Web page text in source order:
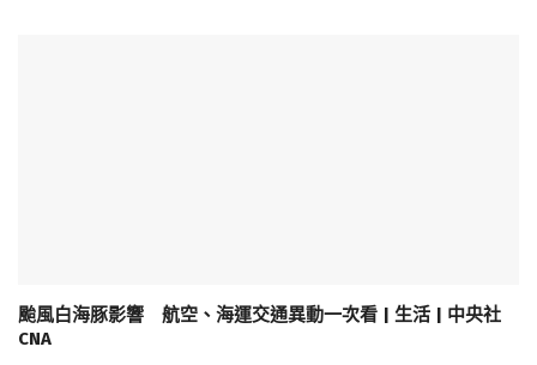
颱風白海豚影響 航空、海運交通異動一次看 | 生活 | 中央社
CNA